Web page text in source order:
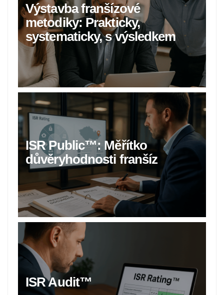
Výstavba franšízové
metodiky: Prakticky,
systematicky, s výsledkem
ISR Public™: Měřítko
důvěryhodnosti franšíz
ISR Audit™